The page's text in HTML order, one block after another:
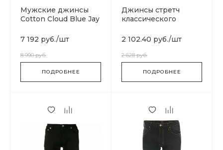
Мужские джинсы
Cotton Cloud Blue Jay
7 192 руб./шт
8 990 руб.
ПОДРОБНЕЕ
Джинсы стретч
классического
2 102.40 руб./шт
2 628 руб.
ПОДРОБНЕЕ